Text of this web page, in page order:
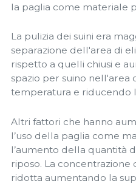
la paglia come materiale
La pulizia dei suini era
separazione dell'area di
rispetto a quelli chiusi e
spazio per suino nell'area
temperatura e riducendo
Altri fattori che hanno
l’uso della paglia come
l’aumento della quantità
riposo. La concentrazione
ridotta aumentando la